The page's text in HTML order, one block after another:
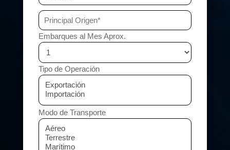
Embarques al Mes Aprox.
Tipo de Operación
Modo de Transporte